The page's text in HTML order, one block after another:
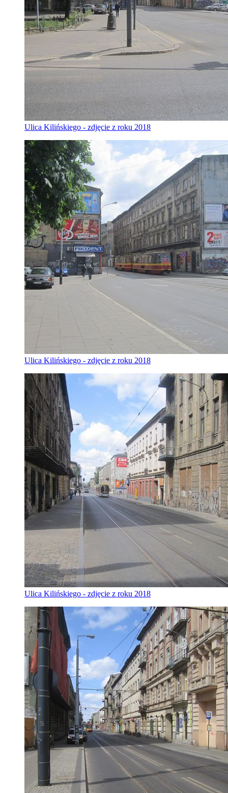
Ulica Kilińskiego - zdjęcie z roku 2018
Ulica Kilińskiego - zdjęcie z roku 2018
Ulica Kilińskiego - zdjęcie z roku 2018